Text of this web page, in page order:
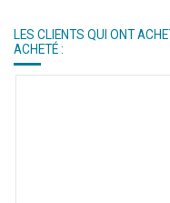
LES CLIENTS QUI ONT
ACHETÉ :